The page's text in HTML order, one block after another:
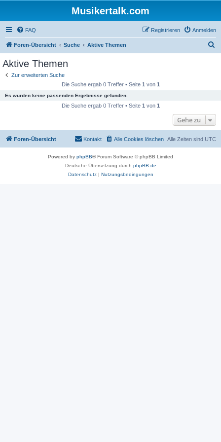
Musikertalk.com
FAQ Anmelden
Registrieren
Foren-Übersicht Suche Aktive Themen
Aktive Themen
Zur erweiterten Suche
Die Suche ergab 0 Treffer • Seite 1 von 1
Es wurden keine passenden Ergebnisse gefunden.
Die Suche ergab 0 Treffer • Seite 1 von 1
Gehe zu
Foren-Übersicht Alle Zeiten sind UTC
Alle Cookies löschen
Kontakt
Powered by phpBB® Forum Software © phpBB Limited
Deutsche Übersetzung durch phpBB.de
Datenschutz| Nutzungsbedingungen